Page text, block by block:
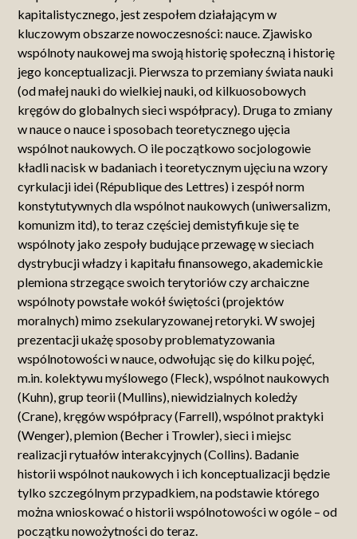
kapitalistycznego, jest zespołem działającym w
kluczowym obszarze nowoczesności: nauce. Zjawisko
wspólnoty naukowej ma swoją historię społeczną i historię
jego konceptualizacji. Pierwsza to przemiany świata nauki
(od małej nauki do wielkiej nauki, od kilkuosobowych
kręgów do globalnych sieci współpracy). Druga to zmiany
w nauce o nauce i sposobach teoretycznego ujęcia
wspólnot naukowych. O ile początkowo socjologowie
kładli nacisk w badaniach i teoretycznym ujęciu na wzory
cyrkulacji idei (République des Lettres) i zespół norm
konstytutywnych dla wspólnot naukowych (uniwersalizm,
komunizm itd), to teraz częściej demistyfikuje się te
wspólnoty jako zespoły budujące przewagę w sieciach
dystrybucji władzy i kapitału finansowego, akademickie
plemiona strzegące swoich terytoriów czy archaiczne
wspólnoty powstałe wokół świętości (projektów
moralnych) mimo zsekularyzowanej retoryki. W swojej
prezentacji ukażę sposoby problematyzowania
wspólnotowości w nauce, odwołując się do kilku pojęć,
m.in. kolektywu myślowego (Fleck), wspólnot naukowych
(Kuhn), grup teorii (Mullins), niewidzialnych koledży
(Crane), kręgów współpracy (Farrell), wspólnot praktyki
(Wenger), plemion (Becher i Trowler), sieci i miejsc
realizacji rytuałów interakcyjnych (Collins). Badanie
historii wspólnot naukowych i ich konceptualizacji będzie
tylko szczególnym przypadkiem, na podstawie którego
można wnioskować o historii wspólnotowości w ogóle – od
początku nowożytności do teraz.